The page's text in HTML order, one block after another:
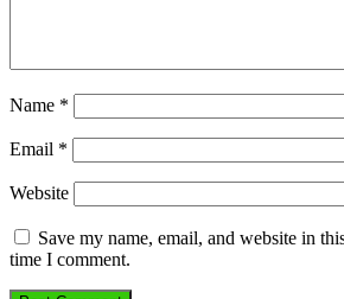
Name *
Email *
Website
Save my name, email, and website in
time I comment.